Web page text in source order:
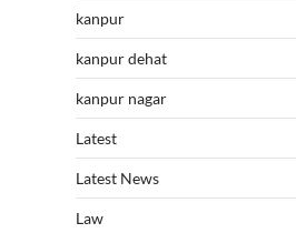
kanpur
kanpur dehat
kanpur nagar
Latest
Latest News
Law